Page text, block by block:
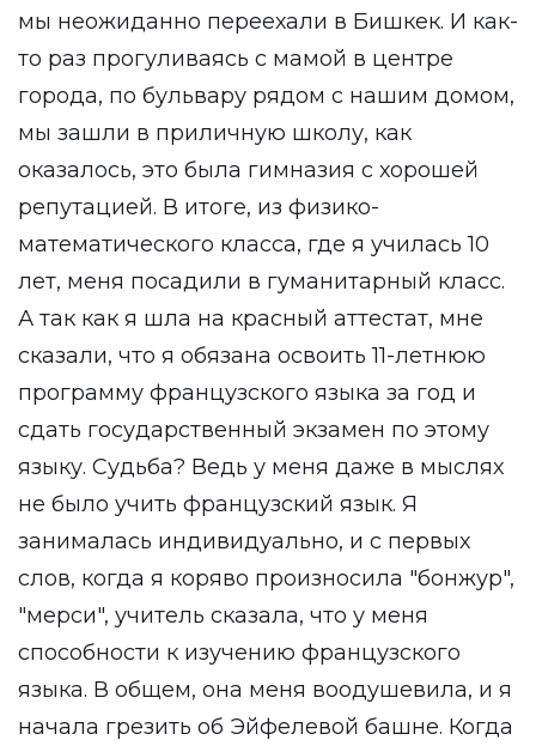
мы неожиданно переехали в Бишкек. И как-
то раз прогуливаясь с мамой в центре
города, по бульвару рядом с нашим домом,
мы зашли в приличную школу, как
оказалось, это была гимназия с хорошей
репутацией. В итоге, из физико-
математического класса, где я училась 10
лет, меня посадили в гуманитарный класс.
А так как я шла на красный аттестат, мне
сказали, что я обязана освоить 11-летнюю
программу французского языка за год и
сдать государственный экзамен по этому
языку. Судьба? Ведь у меня даже в мыслях
не было учить французский язык. Я
занималась индивидуально, и с первых
слов, когда я коряво произносила "бонжур",
"мерси", учитель сказала, что у меня
способности к изучению французского
языка. В общем, она меня воодушевила, и я
начала грезить об Эйфелевой башне. Когда